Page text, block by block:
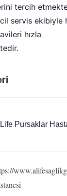
tercih
servis ekibiyle
hızla
Pursaklar